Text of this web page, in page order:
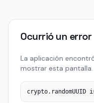
Ocurrió un error
La aplicación
mostrar esta pantalla.